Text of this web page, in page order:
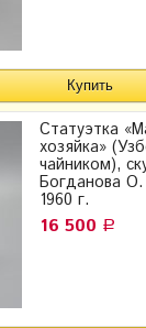
Статуэтка
хозяйка»
чайником),
Богданова
1960 г.
16 500 Р